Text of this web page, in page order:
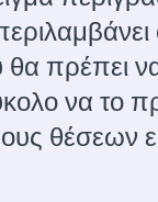
employee
θα πρέπει
να το
θέσεων